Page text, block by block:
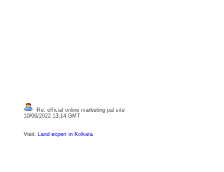
Re: official online marketing pal site
10/06/2022 13:14 GMT
Visit: Land expert in Kolkata